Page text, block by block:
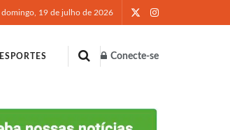
domingo, 19 de julho de 2026
ESPORTES Conecte-se